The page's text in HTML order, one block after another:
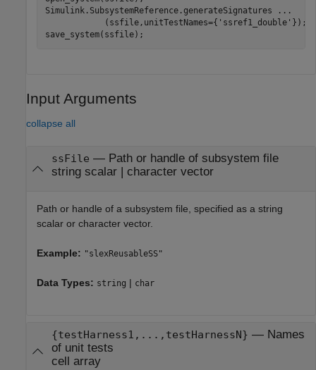
Simulink.SubsystemReference.generateSignatures
...
            (ssfile,unitTestNames={
'ssref1_double' });
save_system(ssfile);
Input Arguments
collapse all
ssFile — Path or handle of subsystem file
string scalar| character vector
Path or handle of a subsystem file, specified as a string
scalar or character vector.
Example: "slexReusableSS"
Data Types: string | char
{testHarness1,...,testHarnessN} — Names
of unit tests
cell array